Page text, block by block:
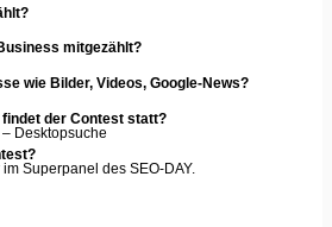
mitgezählt?
wie Bilder, Videos, Google-News?
findet der Contest statt?
Desktopsuche
Superpanel des SEO-DAY.